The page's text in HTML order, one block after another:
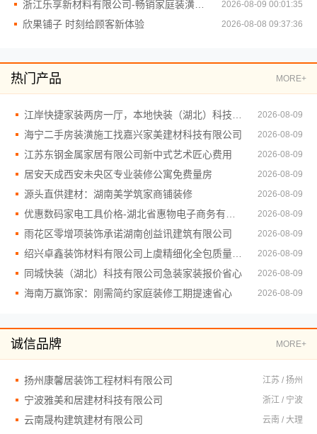
2026-08-09 00:01:35
欣果铺子 时刻给顾客新体验 2026-08-08 09:37:36
热门产品 MORE+
2026-08-09
海宁二手房装潢施工找嘉兴家美建材科技有限公司 2026-08-09
江苏东钢金属家居有限公司新中式艺术匠心费用 2026-08-09
居安天成西安未央区专业装修公寓免费量房 2026-08-09
源头直供建材：湖南美学筑家商铺装修 2026-08-09
2026-08-09
雨花区零增项装饰承诺湖南创益讯建筑有限公司 2026-08-09
2026-08-09
同城快装（湖北）科技有限公司急装家装报价省心 2026-08-09
海南万赢饰家：刚需简约家庭装修工期提速省心 2026-08-09
诚信品牌 MORE+
扬州康馨居装饰工程材料有限公司 江苏 / 扬州
宁波雅美和居建材科技有限公司 浙江 / 宁波
云南晟构建筑建材有限公司 云南 / 大理